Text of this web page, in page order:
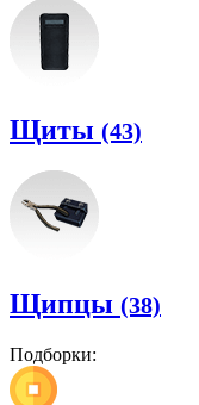
Щиты (43)
Щипцы (38)
Подборки: